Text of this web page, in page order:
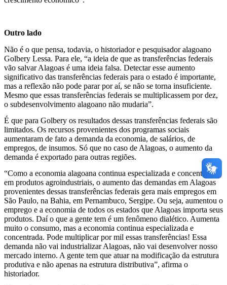
Outro lado
Não é o que pensa, todavia, o historiador e pesquisador alagoano
Golbery Lessa. Para ele, “a ideia de que as transferências federais
vão salvar Alagoas é uma ideia falsa. Detectar esse aumento
significativo das transferências federais para o estado é importante,
mas a reflexão não pode parar por aí, se não se torna insuficiente.
Mesmo que essas transferências federais se multiplicassem por dez,
o subdesenvolvimento alagoano não mudaria”.
É que para Golbery os resultados dessas transferências federais são
limitados. Os recursos provenientes dos programas sociais
aumentaram de fato a demanda da economia, de salários, de
empregos, de insumos. Só que no caso de Alagoas, o aumento da
demanda é exportado para outras regiões.
“Como a economia alagoana continua especializada e concentrada
em produtos agroindustriais, o aumento das demandas em Alagoas
provenientes dessas transferências federais gera mais empregos em
São Paulo, na Bahia, em Pernambuco, Sergipe. Ou seja, aumentou o
emprego e a economia de todos os estados que Alagoas importa seus
produtos. Daí o que a gente tem é um fenômeno dialético. Aumenta
muito o consumo, mas a economia continua especializada e
concentrada. Pode multiplicar por mil essas transferências! Essa
demanda não vai industrializar Alagoas, não vai desenvolver nosso
mercado interno. A gente tem que atuar na modificação da estrutura
produtiva e não apenas na estrutura distributiva”, afirma o
historiador.